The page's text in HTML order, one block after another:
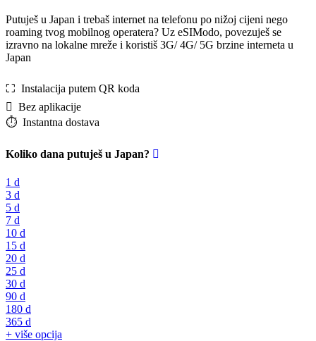
Putuješ u Japan i trebaš internet na telefonu po nižoj cijeni nego
roaming tvog mobilnog operatera? Uz eSIModo, povezuješ se
izravno na lokalne mreže i koristiš 3G/ 4G/ 5G brzine interneta u
Japan
⛶️️ Instalacija putem QR koda
️ Bez aplikacije
⏱️️ Instantna dostava
Koliko dana putuješ u Japan?
1 d
3 d
5 d
7 d
10 d
15 d
20 d
25 d
30 d
90 d
180 d
365 d
+ više opcija